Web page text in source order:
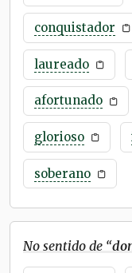
conquistador
laureado
afortunado
glorioso
soberano
No sentido de “